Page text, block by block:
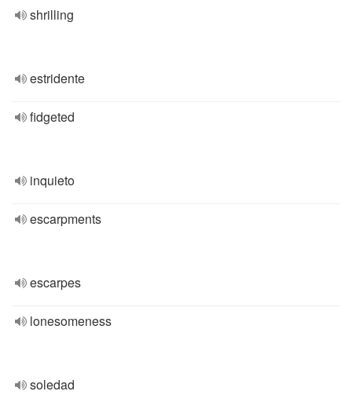
shrilling
estridente
fidgeted
inquieto
escarpments
escarpes
lonesomeness
soledad